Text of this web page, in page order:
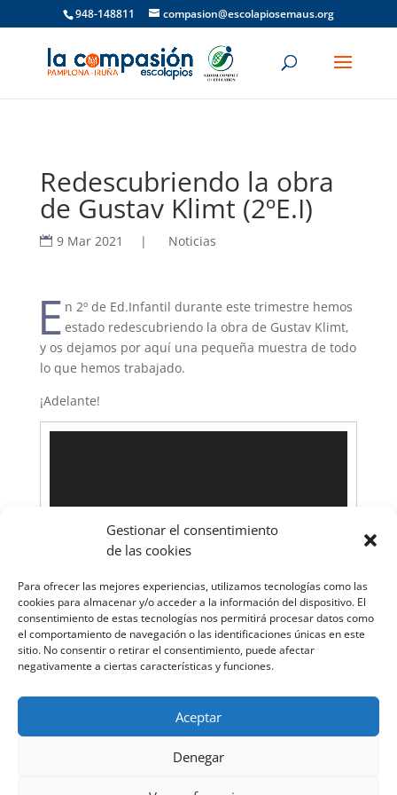
Gestionar el consentimiento
de las cookies
Para ofrecer las mejores experiencias, utilizamos tecnologías como las
cookies para almacenar y/o acceder a la información del dispositivo. El
consentimiento de estas tecnologías nos permitirá procesar datos como
el comportamiento de navegación o las identificaciones únicas en este
sitio. No consentir o retirar el consentimiento, puede afectar
negativamente a ciertas características y funciones.
Aceptar
Denegar
948-148811 compasion@escolapiosemaus.org
Redescubriendo la obra
de Gustav Klimt (2ºE.I)
9 Mar 2021 | Noticias
E n 2º de Ed.Infantil durante este trimestre hemos
estado redescubriendo la obra de Gustav Klimt,
y os dejamos por aquí una pequeña muestra de todo
lo que hemos trabajado.
¡Adelante!
00:00 00:00